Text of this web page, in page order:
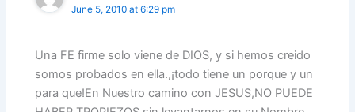
June 5, 2010 at 6:29 pm
Una FE firme solo viene de DIOS, y si hemos creido
somos probados en ella.,¡todo tiene un porque y un
para que!En Nuestro camino con JESUS,NO PUEDE